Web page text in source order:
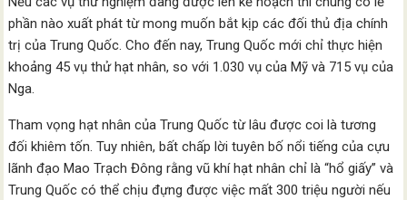
phần nào xuất phát từ mong muốn bắt kịp các đối thủ địa chính
trị của Trung Quốc. Cho đến nay, Trung Quốc mới chỉ thực hiện
khoảng 45 vụ thử hạt nhân, so với 1.030 vụ của Mỹ và 715 vụ của
Nga.
Tham vọng hạt nhân của Trung Quốc từ lâu được coi là tương
đối khiêm tốn. Tuy nhiên, bất chấp lời tuyên bố nổi tiếng của cựu
lãnh đạo Mao Trạch Đông rằng vũ khí hạt nhân chỉ là “hổ giấy” và
Trung Quốc có thể chịu đựng được việc mất 300 triệu người nếu